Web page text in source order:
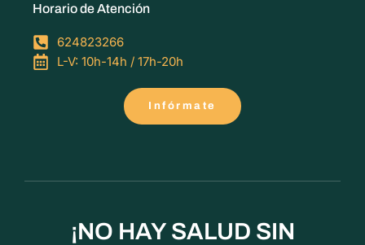
Horario de Atención
624823266
L-V: 10h-14h / 17h-20h
Infórmate
¡NO HAY SALUD SIN